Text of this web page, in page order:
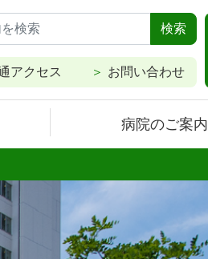
検索
アクセス お問い合わせ
病院のご案内